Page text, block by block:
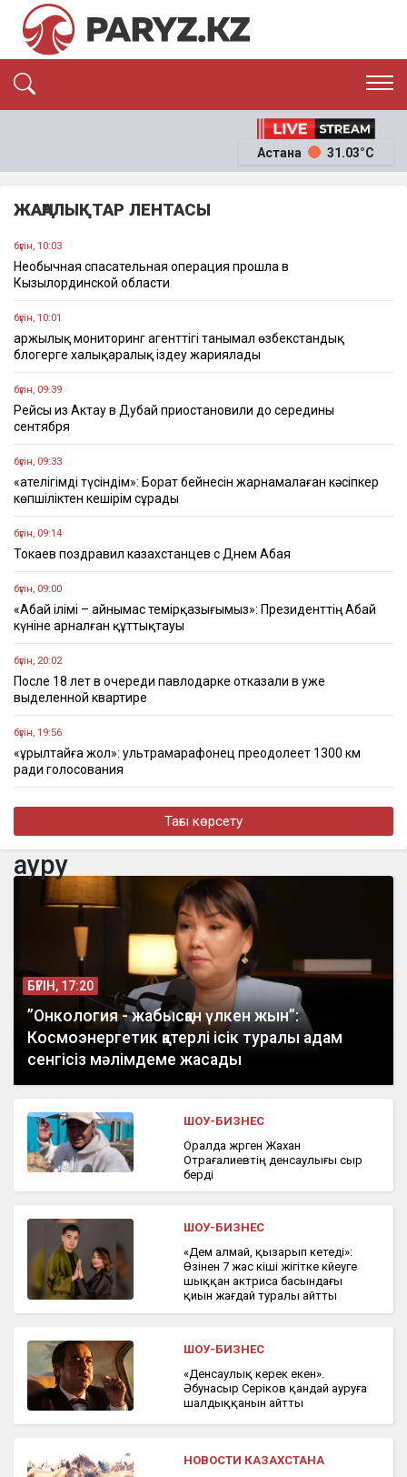
ЭКОНОМИКА
ОҚИҒА
Астана 31.03°C
ЖАҢАЛЫҚТАР ЛЕНТАСЫ
бүгін, 10:03
Необычная спасательная операция прошла в
Кызылординской области
бүгін, 10:01
Қаржылық мониторинг агенттігі танымал өзбекстандық
блогерге халықаралық іздеу жариялады
бүгін, 09:39
Рейсы из Актау в Дубай приостановили до середины
сентября
бүгін, 09:33
«Қателігімді түсіндім»: Борат бейнесін жарнамалаған кәсіпкер
көпшіліктен кешірім сұрады
бүгін, 09:14
Токаев поздравил казахстанцев с Днем Абая
бүгін, 09:00
«Абай ілімі – айнымас темірқазығымыз»: Президенттің Абай
күніне арналған құттықтауы
бүгін, 20:02
После 18 лет в очереди павлодарке отказали в уже
выделенной квартире
бүгін, 19:56
«Құрылтайға жол»: ультрамарафонец преодолеет 1300 км
ради голосования
бүгін, 18:48
Двух алматинских блогеров отправили под арест
бүгін, 16:48
За «крышевание» бизнеса вымогали 30 млн тенге у
предпринимателя в Акмолинской области
Тағы көрсету
ауру
БҮГІН, 17:20
”Онкология - жабысқан үлкен жын”:
Космоэнергетик қатерлі ісік туралы адам
сенгісіз мәлімдеме жасады
ШОУ-БИЗНЕС
Оралда жүрген Жахан
Отрағалиевтің денсаулығы сыр
берді
ШОУ-БИЗНЕС
«Дем алмай, қызарып кетеді»:
Өзінен 7 жас кіші жігітке күйеуге
шыққан актриса басындағы
қиын жағдай туралы айтты
ШОУ-БИЗНЕС
«Денсаулық керек екен».
Әбунасыр Серіков қандай ауруға
шалдыққанын айтты
НОВОСТИ КАЗАХСТАНА